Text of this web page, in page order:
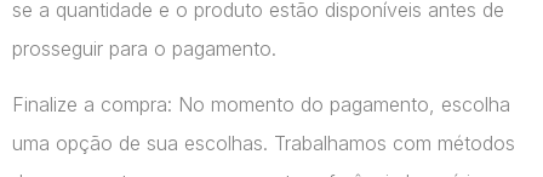
se a quantidade e o produto estão disponíveis antes de
prosseguir para o pagamento.
Finalize a compra: No momento do pagamento, escolha
uma opção de sua escolhas. Trabalhamos com métodos